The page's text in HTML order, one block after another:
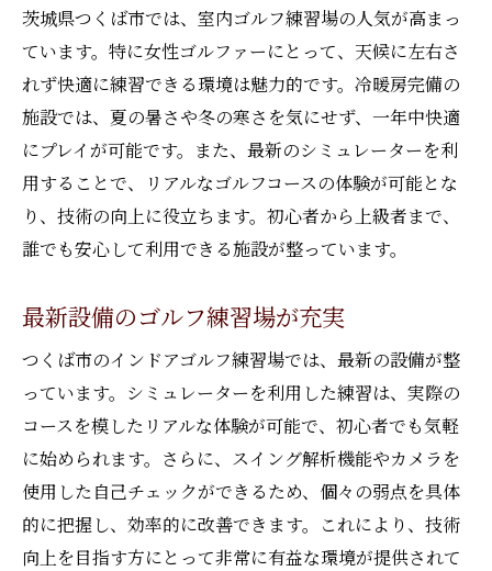
茨城県つくば市では、室内ゴルフ練習場の人気が高まっ
ています。特に女性ゴルファーにとって、天候に左右さ
れず快適に練習できる環境は魅力的です。冷暖房完備の
施設では、夏の暑さや冬の寒さを気にせず、一年中快適
にプレイが可能です。また、最新のシミュレーターを利
用することで、リアルなゴルフコースの体験が可能とな
り、技術の向上に役立ちます。初心者から上級者まで、
誰でも安心して利用できる施設が整っています。
最新設備のゴルフ練習場が充実
つくば市のインドアゴルフ練習場では、最新の設備が整
っています。シミュレーターを利用した練習は、実際の
コースを模したリアルな体験が可能で、初心者でも気軽
に始められます。さらに、スイング解析機能やカメラを
使用した自己チェックができるため、個々の弱点を具体
的に把握し、効率的に改善できます。これにより、技術
向上を目指す方にとって非常に有益な環境が提供されて